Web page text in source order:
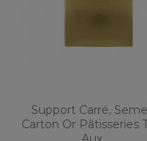
Support Carré,
Carton Or Pâtisseries